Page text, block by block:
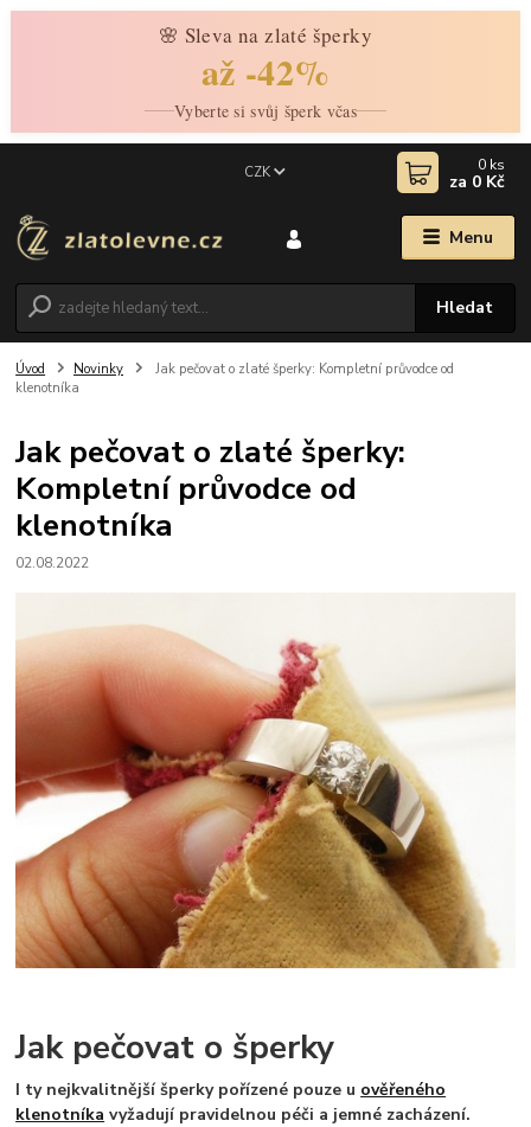
🌸 Sleva na zlaté šperky
až -42%
Vyberte si svůj šperk včas
Menu
CZK
Hledat
0 ks
za 0 Kč
Úvod Novinky
Jak pečovat o zlaté šperky: Kompletní průvodce od
klenotníka
Jak pečovat o zlaté šperky:
Kompletní průvodce od
klenotníka
02.08.2022
Jak pečovat o šperky
I ty nejkvalitnější šperky pořízené pouze u ověřeného
klenotníka vyžadují pravidelnou péči a jemné zacházení.